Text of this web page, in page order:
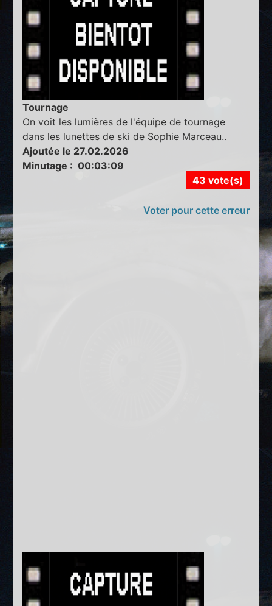
Tournage
On voit les lumières de l'équipe de tournage
dans les lunettes de ski de Sophie Marceau..
Ajoutée le 27.02.2026
Minutage : 00:03:09
43 vote(s)
Voter pour cette erreur